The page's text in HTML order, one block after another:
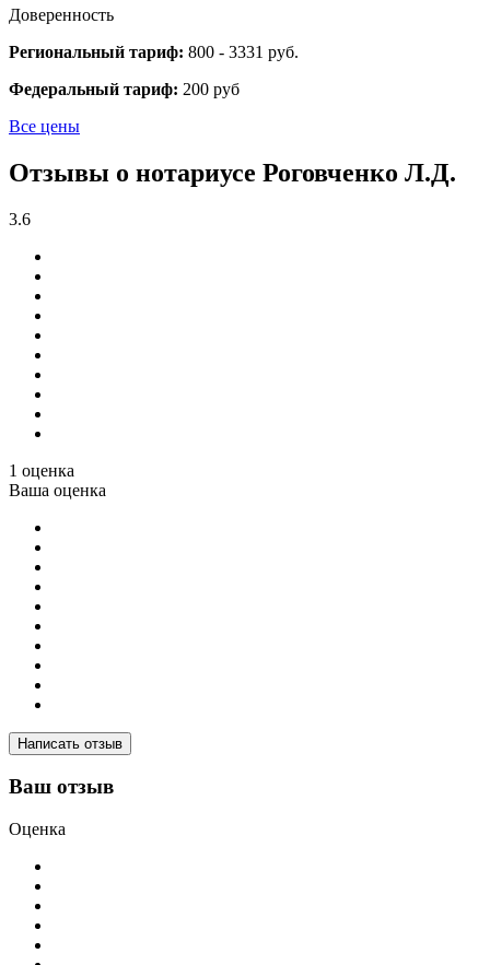
Доверенность
Региональный тариф: 800 - 3331 руб.
Федеральный тариф: 200 руб
Все цены
Отзывы о нотариусе Роговченко Л.Д.
3.6
1 оценка
Ваша оценка
Написать отзыв
Ваш отзыв
Оценка